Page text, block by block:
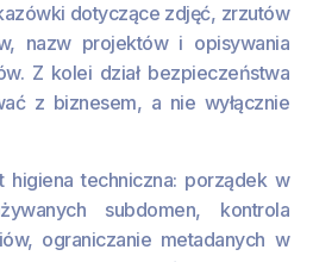
dotyczące zdjęć, zrzutów
nazw projektów i opisywania
Z kolei dział bezpieczeństwa
z biznesem, a nie wyłącznie
higiena techniczna: porządek w
subdomen, kontrola
ograniczanie metadanych w